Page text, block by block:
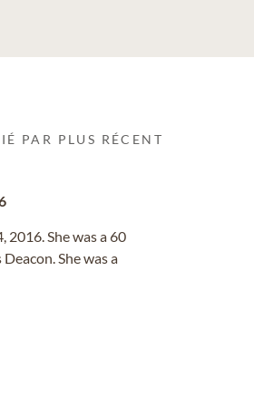
PAR PLUS RÉCENT
2016. She was a 60
She was a